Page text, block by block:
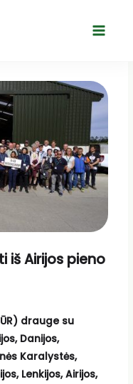
Main
iš Airijos pieno
drauge su
Danijos,
Karalystės,
Lenkijos, Airijos,